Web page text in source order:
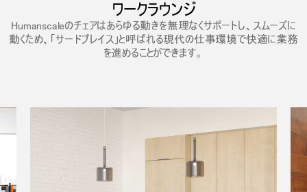
ワークラウンジ
Humanscaleのチェアはあらゆる動きを無理なくサポートし、スムーズに
動くため、「サードプレイス」と呼ばれる現代の仕事環境で快適に業務
を進めることができます。